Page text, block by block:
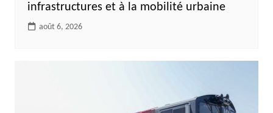
infrastructures et à la mobilité urbaine
août 6, 2026